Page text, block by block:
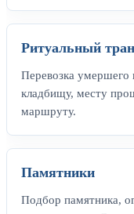
Ритуальный
Перевозка умершего
кладбищу, месту
маршруту.
Памятники
Подбор памятника,